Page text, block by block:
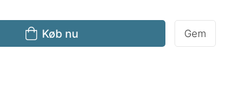
Køb nu Gem